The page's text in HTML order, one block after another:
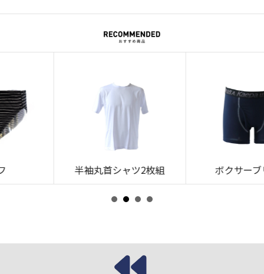
半袖丸首シャツ2枚組 ボクサーブリーフ